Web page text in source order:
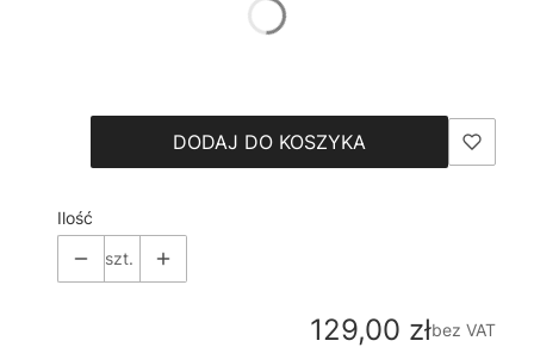
DODAJ DO KOSZYKA
Ilość
szt.
Cena
129,00 złbez VAT